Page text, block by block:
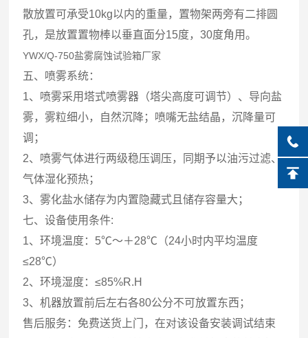
散放置可承受10kg以内的重量，置物架两旁有二排圆
孔，是放置置物棒以垂直面分15度，30度角用。
YWX/Q-750盐雾腐蚀试验箱厂家
五、喷雾系统：
1、喷雾采用塔式喷雾器（塔尖高度可调节）、导向盐
雾，雾粒细小，自然沉降；喷嘴无盐结晶，沉降量可
调；
2、喷雾气体进行两级稳压调压，同期予以油污过滤、
气体湿化预热；
3、雾化盐水储存为内置隐藏式且储存容量大；
七、设备使用条件:
1、环境温度：5℃～＋28℃（24小时内平均温度
≤28℃）
2、环境湿度：≤85%R.H
3、机器放置前后左右各80公分不可放置东西；
售后服务：免费送货上门，在对该设备安装调试结束